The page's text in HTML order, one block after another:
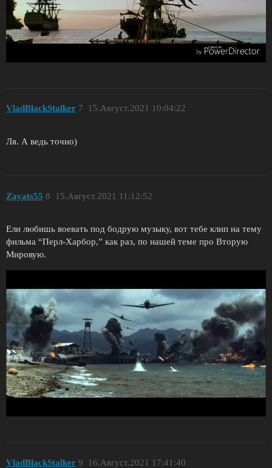
VladBlackStalker 15.Август.2021 10:04:22
7
Ля. А ведь точно)
Zayats55 15.Август.2021 11:12:52
8
Ели любишь воевать под бодрую музыку, вот тебе клип на тему
фильма “Перл-Харбор,” как раз, по нашей теме про Вторую
Мировую.
VladBlackStalker 16.Август.2021 17:41:40
9